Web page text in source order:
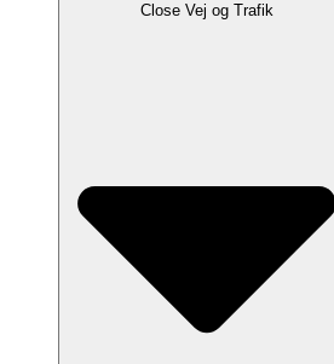
Close Vej og Trafik